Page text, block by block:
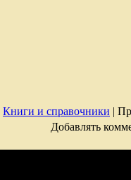
Книги и справочники |
Добавлять